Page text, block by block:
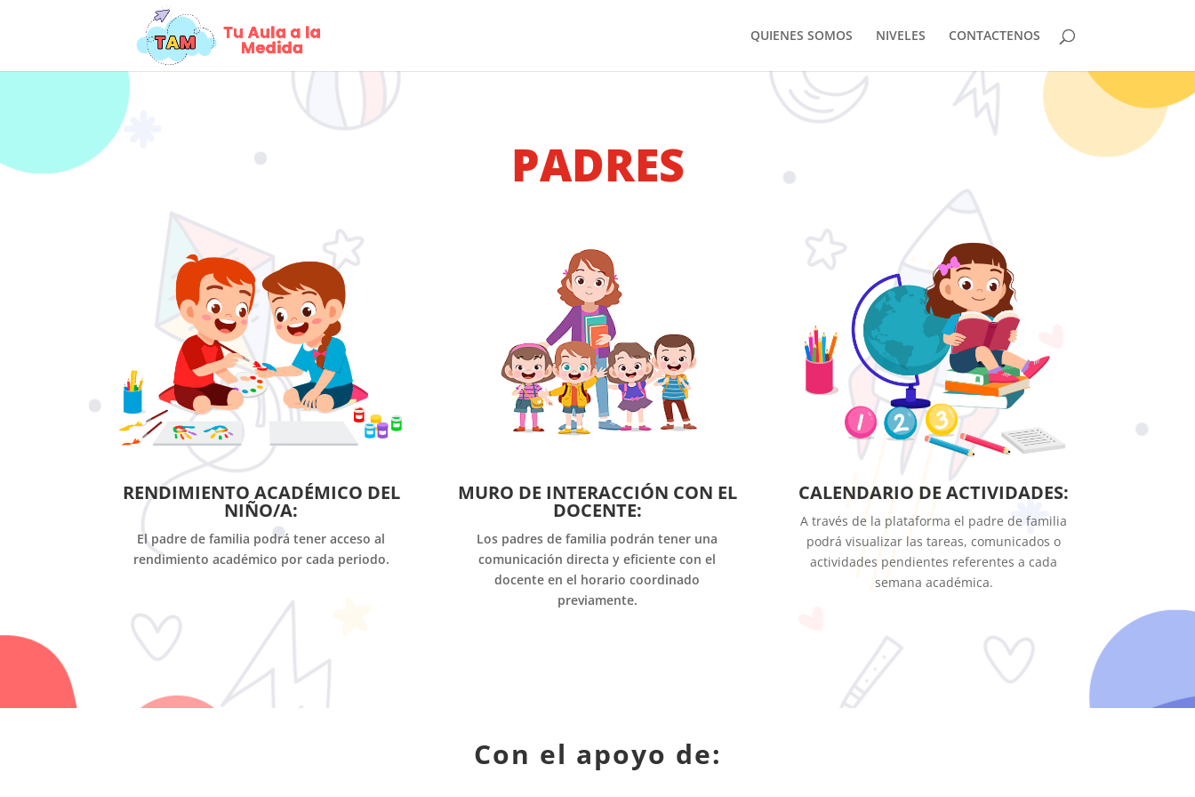
QUIENES SOMOS NIVELES CONTACTENOS
PADRES
RENDIMIENTO ACADÉMICO DEL
NIÑO/A:
El padre de familia podrá tener acceso al
rendimiento académico por cada periodo.
MURO DE INTERACCIÓN CON EL
DOCENTE:
Los padres de familia podrán tener una
comunicación directa y eficiente con el
docente en el horario coordinado
previamente.
CALENDARIO DE ACTIVIDADES:
A través de la plataforma el padre de familia
podrá visualizar las tareas, comunicados o
actividades pendientes referentes a cada
semana académica.
Con el apoyo de: